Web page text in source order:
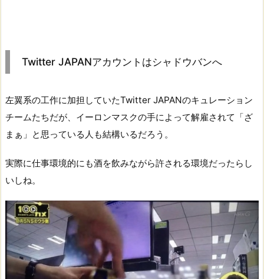
Twitter JAPANアカウントはシャドウバンへ
左翼系の工作に加担していたTwitter JAPANのキュレーション
チームたちだが、イーロンマスクの手によって解雇されて「ざ
まぁ」と思っている人も結構いるだろう。
実際に仕事環境的にも酒を飲みながら許される環境だったらし
いしね。